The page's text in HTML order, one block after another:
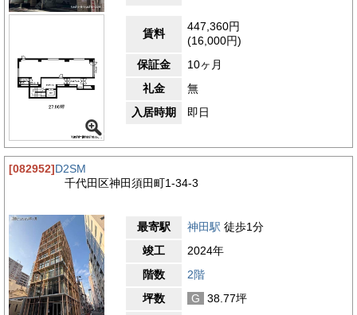
賃料
447,360円
(16,000円)
保証金
10ヶ月
礼金
無
入居時期
即日
[082952]D2SM
千代田区神田須田町1-34-3
最寄駅 神田駅 徒歩1分
竣工
2024年
階数
2階
坪数
G
38.77坪